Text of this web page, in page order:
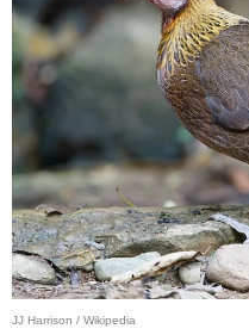
JJ Harrison / Wikipedia